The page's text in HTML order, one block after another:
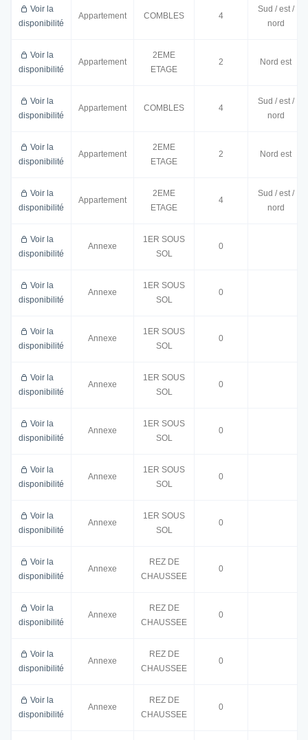
Voir la
disponibilité
Appartement COMBLES 4
Sud / est /
nord
Voir la
disponibilité
Appartement
2EME
ETAGE
2 Nord est
Voir la
disponibilité
Appartement COMBLES 4
Sud / est /
nord
Voir la
disponibilité
Appartement
2EME
ETAGE
2 Nord est
Voir la
disponibilité
Appartement
2EME
ETAGE
4
Sud / est /
nord
Voir la
disponibilité
Annexe
1ER SOUS
SOL
0
Voir la
disponibilité
Annexe
1ER SOUS
SOL
0
Voir la
disponibilité
Annexe
1ER SOUS
SOL
0
Voir la
disponibilité
Annexe
1ER SOUS
SOL
0
Voir la
disponibilité
Annexe
1ER SOUS
SOL
0
Voir la
disponibilité
Annexe
1ER SOUS
SOL
0
Voir la
disponibilité
Annexe
1ER SOUS
SOL
0
Voir la
disponibilité
Annexe
REZ DE
CHAUSSEE
0
Voir la
disponibilité
Annexe
REZ DE
CHAUSSEE
0
Voir la
disponibilité
Annexe
REZ DE
CHAUSSEE
0
Voir la
disponibilité
Annexe
REZ DE
CHAUSSEE
0